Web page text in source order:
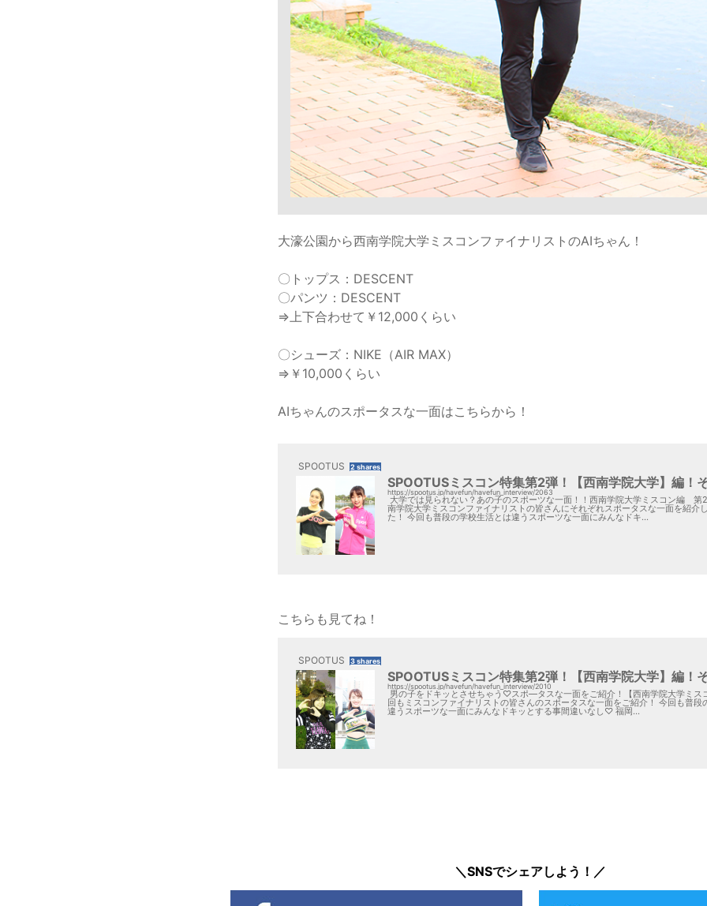
大濠公園から西南学院大学ミスコンファイナリストのAIちゃん！
〇トップス：DESCENT
〇パンツ：DESCENT
⇒上下合わせて￥12,000くらい
〇シューズ：NIKE（AIR MAX）
⇒￥10,000くらい
AIちゃんのスポータスな一面はこちらから！
SPOOTUS 2 shares
SPOOTUSミスコン特集第2弾！【西南学院大学】編
https://spootus.jp/havefun/havefun_interview/2063
大学では見られない？あの子のスポーツな一面！！西南学院大学ミスコン編 第
南学院大学ミスコンファイナリストの皆さんにそれぞれスポータスな一面を紹介
た！ 今回も普段の学校生活とは違うスポーツな一面にみんなドキ...
こちらも見てね！
SPOOTUS 3 shares
SPOOTUSミスコン特集第2弾！【西南学院大学】編
https://spootus.jp/havefun/havefun_interview/2010
男の子をドキッとさせちゃう♡スポ―タスな一面をご紹介！【西南学院大学ミ
回もミスコンファイナリストの皆さんのスポータスな一面をご紹介！ 今回も普段
違うスポーツな一面にみんなドキッとする事間違いなし♡ 福岡...
＼SNSでシェアしよう！／